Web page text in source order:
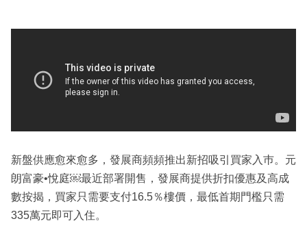
閱
區
新盤供應愈來愈多，發展商頻頻推出新招吸引買家入巿。元
朗富豪•悅庭￼最近部署開售，發展商提供折扣優惠及高成
數按揭，買家只需要支付16.5％樓價，最低首期門檻只需
335萬元即可入住。